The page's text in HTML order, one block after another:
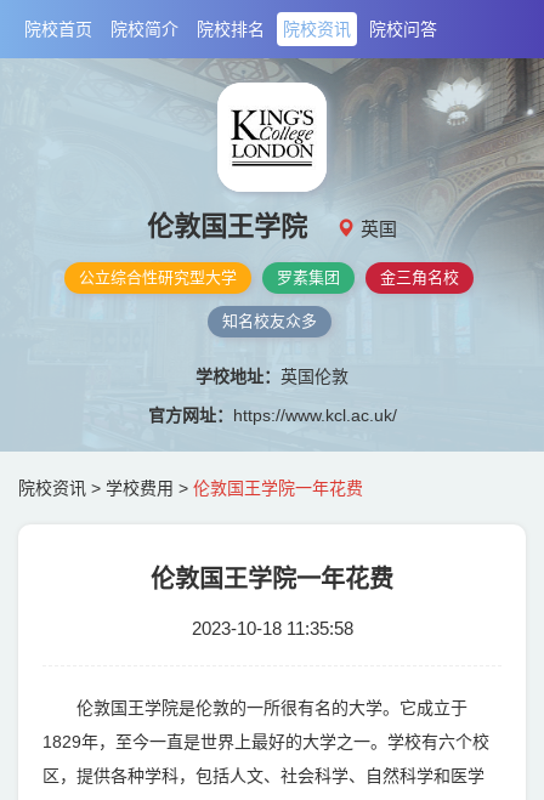
院校首页 院校简介 院校排名 院校资讯 院校问答
伦敦国王学院 英国
公立综合性研究型大学 罗素集团 金三角名校
知名校友众多
学校地址： 英国伦敦
官方网址： https://www.kcl.ac.uk/
院校资讯 > 学校费用 > 伦敦国王学院一年花费
伦敦国王学院一年花费
2023-10-18 11:35:58
伦敦国王学院是伦敦的一所很有名的大学。它成立于
1829年，至今一直是世界上最好的大学之一。学校有六个校
区，提供各种学科，包括人文、社会科学、自然科学和医学